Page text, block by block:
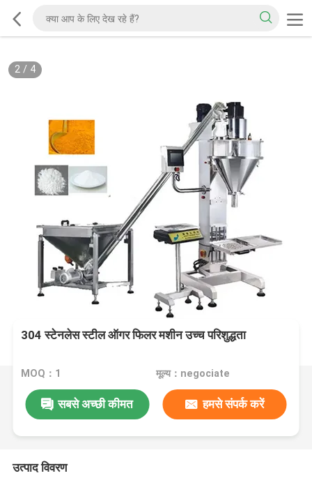
2/ 4
304 स्टेनलेस स्टील ऑगर फिलर मशीन उच्च परिशुद्धता
MOQ：1 मूल्य：negociate
सबसे अच्छी कीमत हमसे संपर्क करें
उत्पाद विवरण